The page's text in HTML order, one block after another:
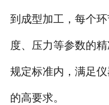
到成型加工，每个
度、压力等参数的
规定标准内，满足
的高要求。